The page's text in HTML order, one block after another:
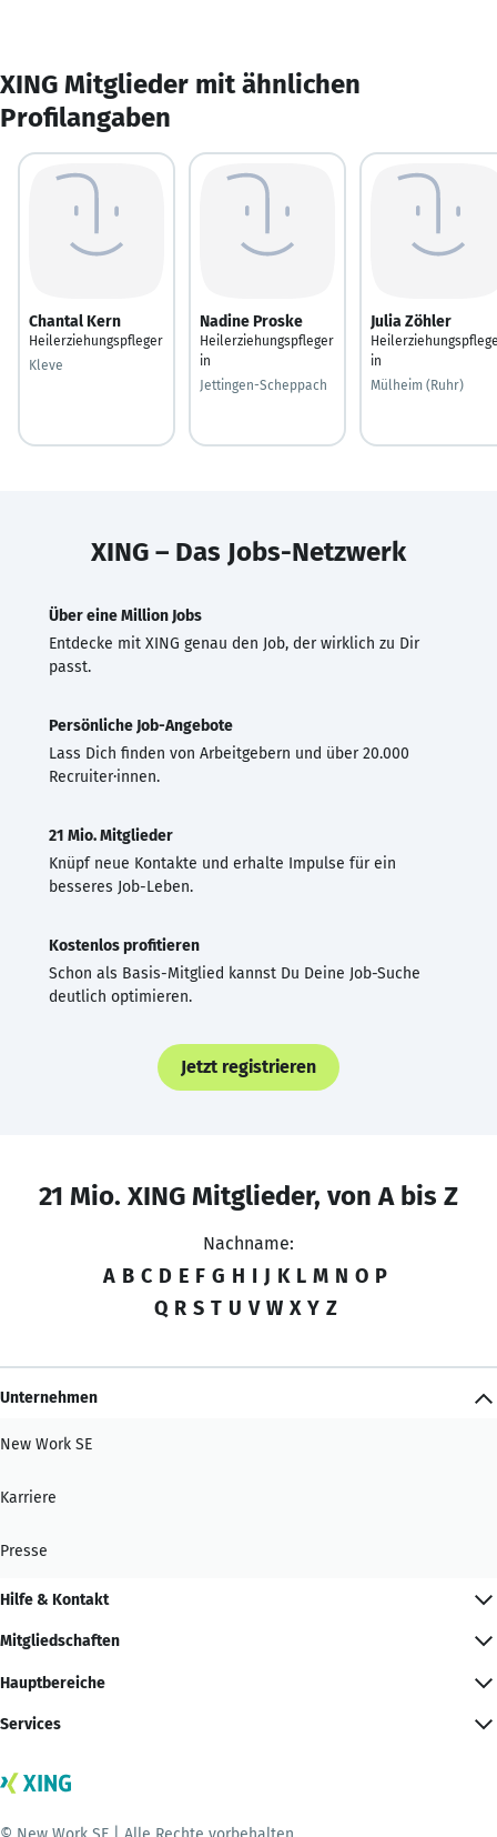
XING Mitglieder mit ähnlichen
Profilangaben
Chantal Kern
Heilerziehungspfleger
Kleve
Nadine Proske
Heilerziehungspfleger
in
Jettingen-Scheppach
Julia Zöhler
in
Mülheim (Ruhr)
XING – Das Jobs-Netzwerk
Über eine Million Jobs
Entdecke mit XING genau den Job, der wirklich zu Dir
passt.
Persönliche Job-Angebote
Lass Dich finden von Arbeitgebern und über 20.000
Recruiter·innen.
21 Mio. Mitglieder
Knüpf neue Kontakte und erhalte Impulse für ein
besseres Job-Leben.
Kostenlos profitieren
Schon als Basis-Mitglied kannst Du Deine Job-Suche
deutlich optimieren.
Jetzt registrieren
21 Mio. XING Mitglieder, von A bis Z
Nachname:
A B C D E F G H I J K L M N O P
Q R S T U V W X Y Z
Unternehmen
New Work SE
Karriere
Presse
Hilfe & Kontakt
Mitgliedschaften
Hauptbereiche
Services